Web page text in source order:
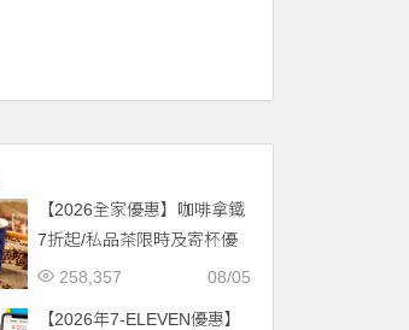
【2026全家優惠】咖啡拿鐵
7折起/私品茶限時及寄杯優
惠！價格/菜單一起看
08/05
258,357
【2026年7-ELEVEN優惠】